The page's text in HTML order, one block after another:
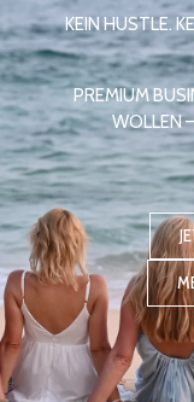
KEIN HUSTLE.
PREMIUM
WOLLEN